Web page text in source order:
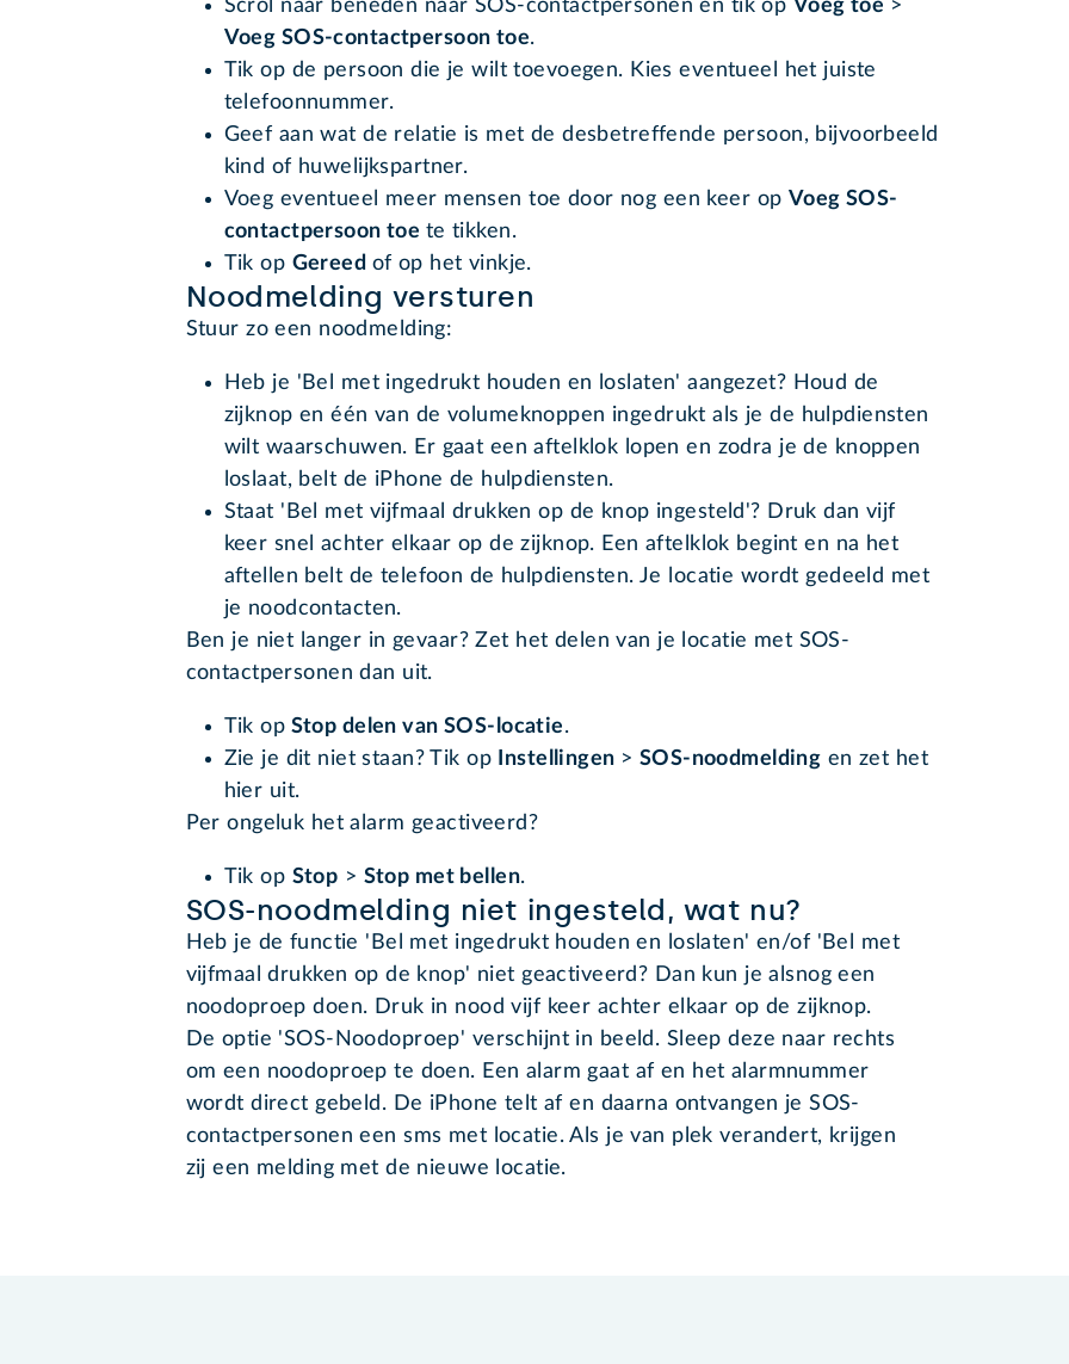
Scrol naar beneden naar SOS-contactpersonen en tik op Voeg toe >
Voeg SOS-contactpersoon toe.
Tik op de persoon die je wilt toevoegen. Kies eventueel het juiste
telefoonnummer.
Geef aan wat de relatie is met de desbetreffende persoon, bijvoorbeeld
kind of huwelijkspartner.
Voeg eventueel meer mensen toe door nog een keer op Voeg SOS-
contactpersoon toe te tikken.
Tik op Gereed of op het vinkje.
Noodmelding versturen
Stuur zo een noodmelding:
Heb je 'Bel met ingedrukt houden en loslaten' aangezet? Houd de
zijknop en één van de volumeknoppen ingedrukt als je de hulpdiensten
wilt waarschuwen. Er gaat een aftelklok lopen en zodra je de knoppen
loslaat, belt de iPhone de hulpdiensten.
Staat 'Bel met vijfmaal drukken op de knop ingesteld'? Druk dan vijf
keer snel achter elkaar op de zijknop. Een aftelklok begint en na het
aftellen belt de telefoon de hulpdiensten. Je locatie wordt gedeeld met
je noodcontacten.
Ben je niet langer in gevaar? Zet het delen van je locatie met SOS-
contactpersonen dan uit.
Tik op Stop delen van SOS-locatie.
Zie je dit niet staan? Tik op
Instellingen > SOS-noodmelding en zet het
hier uit.
Per ongeluk het alarm geactiveerd?
Tik op Stop > Stop met bellen.
SOS-noodmelding niet ingesteld, wat nu?
Heb je de functie 'Bel met ingedrukt houden en loslaten' en/of 'Bel met
vijfmaal drukken op de knop' niet geactiveerd? Dan kun je alsnog een
noodoproep doen. Druk in nood vijf keer achter elkaar op de zijknop.
De optie 'SOS-Noodoproep' verschijnt in beeld. Sleep deze naar rechts
om een noodoproep te doen. Een alarm gaat af en het alarmnummer
wordt direct gebeld. De iPhone telt af en daarna ontvangen je SOS-
contactpersonen een sms met locatie. Als je van plek verandert, krijgen
zij een melding met de nieuwe locatie.